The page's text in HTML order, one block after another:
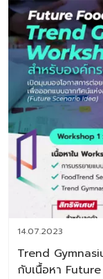
ธุรกิจอาหาร ทั้งใ
2 เล่ม 1.Thai
Industry หนังสือที่
โลกอาหารปี
Trend 2026-
อนาคต ประจำปี
Book สามารถดา
6,384 บาท จากร
Consumer
ความในใจของผู้บ
เรื่องใหญ่ เนื้อหา
ทฤษฎีและสมมติ
กลุ่มตัวอย่างงา
Occasion อาหา
Eating &
[…]
14.07.2023
Trend
กับเนื้อหา